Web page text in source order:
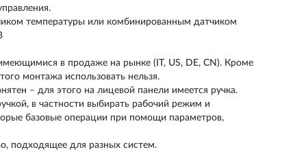
температуры или комбинированным датчиком
в продаже на рынке (IT, US, DE, CN). Кроме
монтажа использовать нельзя.
– для этого на лицевой панели имеется ручка.
в частности выбирать рабочий режим и
базовые операции при помощи параметров,
подходящее для разных систем.